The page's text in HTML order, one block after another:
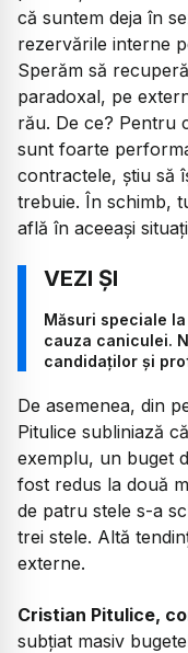
că suntem deja în
rezervările interne
Sperăm să
paradoxal, pe
rău. De ce? Pentru
sunt foarte
contractele, știu să
trebuie. În schimb,
află în aceeași
Măsuri speciale
cauza caniculei.
candidaților și
De asemenea, din
Pitulice subliniază
exemplu, un buget
fost redus la două
de patru stele s-a
trei stele. Altă
externe.
Cristian Pitulice,
subțiat masiv